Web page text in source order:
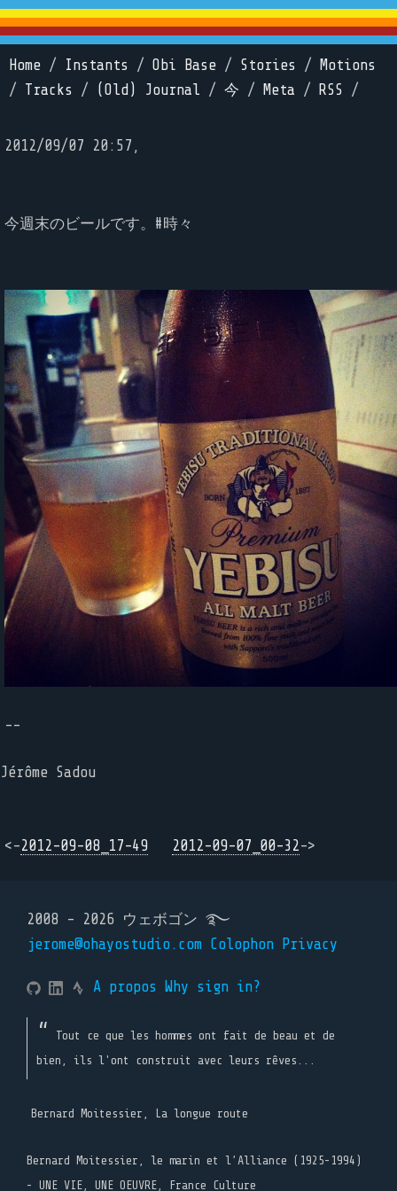
Home / Instants / Obi Base / Stories /
Motions
/ Tracks / (Old) Journal / 今 / Meta / RSS /
2012/09/07 20:57,
今週末のビールです。#時々
--
Jérôme Sadou
<-2012-09-08_17-49 2012-09-07_00-32->
2008 - 2026 ウェボゴン ࿐
jerome@ohayostudio.com Colophon Privacy
A propos Why sign in?
Tout ce que les hommes ont fait de beau et de
bien, ils l'ont construit avec leurs rêves...
Bernard Moitessier, La longue route
Bernard Moitessier, le marin et l’Alliance (1925-1994)
- UNE VIE, UNE OEUVRE, France Culture